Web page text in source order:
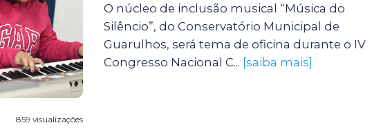
859 visualizações
O núcleo de inclusão musical “Música do
Silêncio”, do Conservatório Municipal de
Guarulhos, será tema de oficina durante o IV
Congresso Nacional C... [saiba mais]